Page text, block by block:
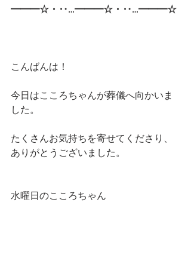
━━━☆・‥…━━━☆・‥…━━━☆
こんばんは！
今日はこころちゃんが葬儀へ向かいま
した。
たくさんお気持ちを寄せてくださり、
ありがとうございました。
水曜日のこころちゃん